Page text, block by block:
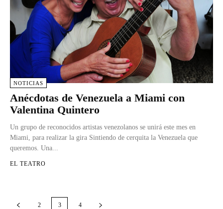
NOTICIAS
Anécdotas de Venezuela a Miami con
Valentina Quintero
Un grupo de reconocidos artistas venezolanos se unirá este mes en
Miami, para realizar la gira Sintiendo de cerquita la Venezuela que
queremos. Una...
EL TEATRO
2 3 4